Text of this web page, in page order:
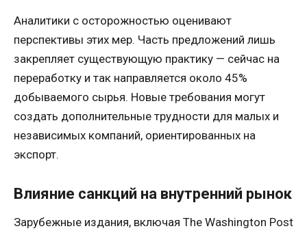
Аналитики с осторожностью оценивают
перспективы этих мер. Часть предложений лишь
закрепляет существующую практику — сейчас на
переработку и так направляется около 45%
добываемого сырья. Новые требования могут
создать дополнительные трудности для малых и
независимых компаний, ориентированных на
экспорт.
Влияние санкций на внутренний рынок
Зарубежные издания, включая The Washington Post